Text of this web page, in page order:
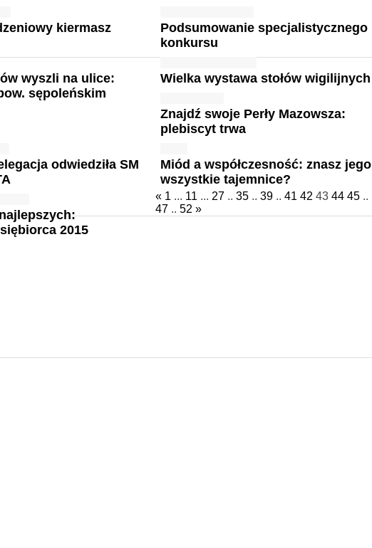
kiermasz
Podsumowanie specjalistycznego
konkursu
wyszli na ulice:
sępoleńskim
Wielka wystawa stołów wigilijnych
Znajdź swoje Perły Mazowsza:
plebiscyt trwa
odwiedziła SM
Miód a współczesność: znasz jego
wszystkie tajemnice?
2015
« 1 ... 11 ... 27 .. 35 .. 39 .. 41 42 43 44 45 ..
47 .. 52 »